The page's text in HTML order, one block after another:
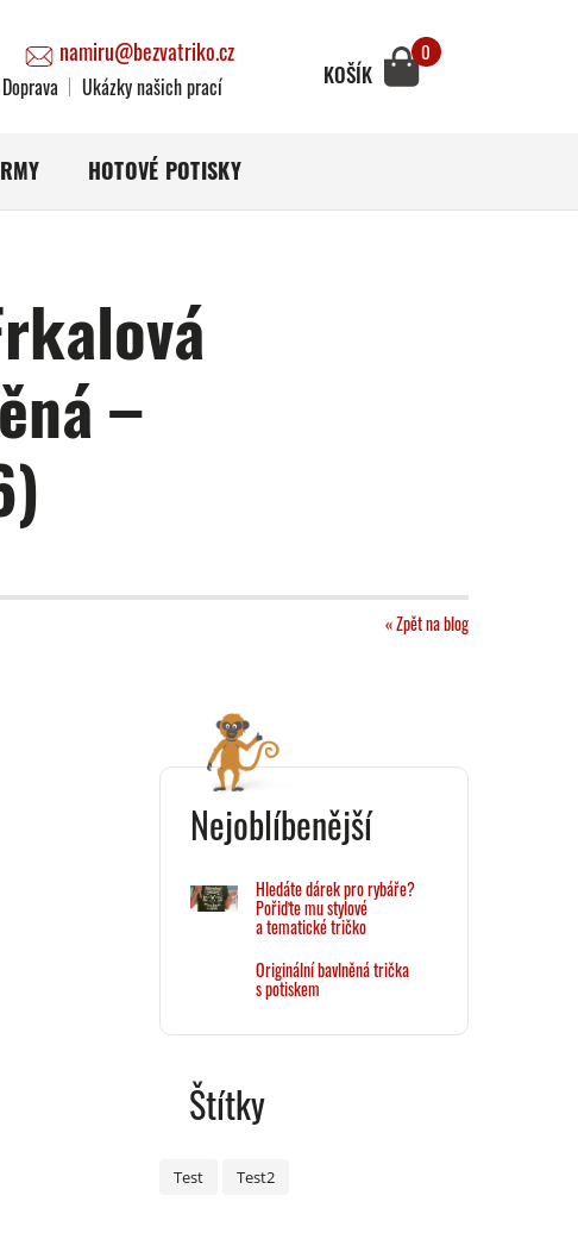
namiru@bezvatriko.cz
Doprava Ukázky našich prací KOŠÍK
0
HOTOVÉ POTISKY
–
« Zpět na blog
Nejoblíbenější
Hledáte dárek pro rybáře?
Pořiďte mu stylové
a tematické tričko
Originální bavlněná trička
s potiskem
Štítky
Test Test2